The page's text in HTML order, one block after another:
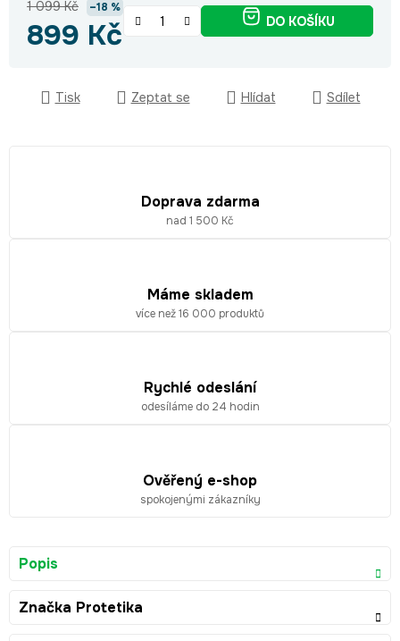
1 099 Kč –18 %
899 Kč DO KOŠÍKU
Tisk Zeptat se Hlídat Sdílet
Doprava zdarma
nad 1 500 Kč
Máme skladem
více než 16 000 produktů
Rychlé odeslání
odesíláme do 24 hodin
Ověřený e-shop
spokojenými zákazníky
Popis
Značka Protetika